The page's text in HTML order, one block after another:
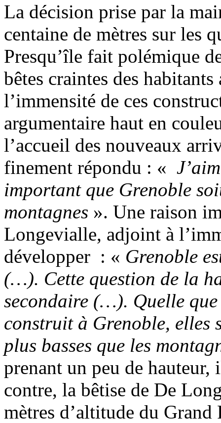
La décision prise par la
centaine de mètres sur les
Presqu’île fait polémique
bêtes craintes des
l’immensité de ces
argumentaire haut en
l’accueil des nouveaux
finement répondu : «
important que Grenoble
montagnes ». Une raison
Longevialle, adjoint à
développer : « Grenoble
(…). Cette question de la
secondaire (…). Quelle
construit à Grenoble, elles
plus basses que les
prenant un peu de hauteur,
contre, la bêtise de De
mètres d’altitude du